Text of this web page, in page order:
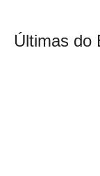
Últimas do